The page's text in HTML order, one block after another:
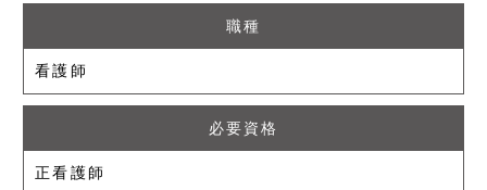
職種
看護師
必要資格
正看護師